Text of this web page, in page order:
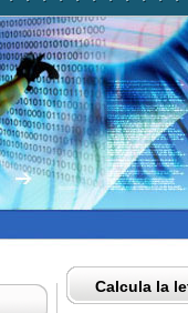
Calcula la